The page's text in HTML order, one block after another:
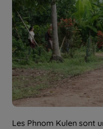
Les Phnom Kulen sont